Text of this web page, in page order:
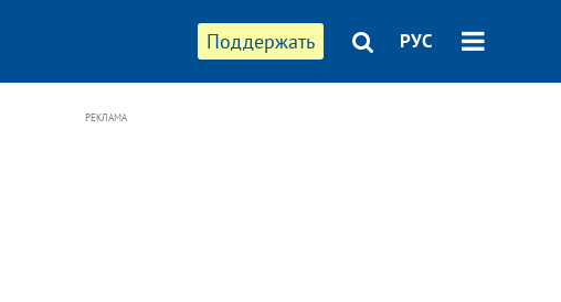
Поддержать РУС
РЕКЛАМА